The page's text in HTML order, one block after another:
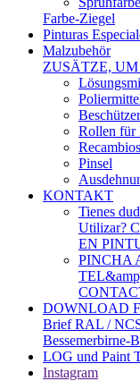
Farbe-Ziegel
Pinturas
Malzubehör
ZUSÄTZE,
Beschützer
Rollen für
Pinsel
KONTAKT
Tienes
Utilizar?
EN
PINCHA
DOWNLOAD
Brief RAL /
Bessemerbirne-
LOG und Paint
Instagram